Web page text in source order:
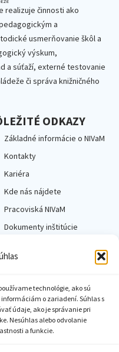
technológie, ako sú
o zariadení. Súhlas s
údaje, ako je správanie pri
Nesúhlas alebo odvolanie
a funkcie.
realizuje činnosti ako
a
usmerňovanie škôl a
výskum,
a súťaží, externé testovanie
či správa knižničného
ODKAZY
Základné informácie o NIVaM
Kontakty
Kariéra
Kde nás nájdete
Pracoviská NIVaM
Dokumenty inštitúcie